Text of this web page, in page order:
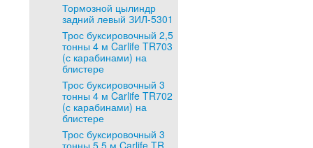
Тормозной цылиндр
задний левый ЗИЛ-5301
Трос буксировочный 2,5
тонны 4 м Carlife TR703
(с карабинами) на
блистере
Трос буксировочный 3
тонны 4 м Carlife TR702
(с карабинами) на
блистере
Трос буксировочный 3
тонны 5,5 м Carlife TR